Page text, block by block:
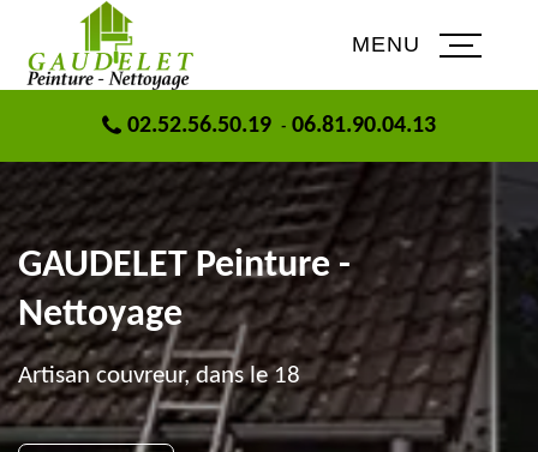
02.52.56.50.19 - 06.81.90.04.13
MENU
GAUDELET Peinture -
Nettoyage
Artisan couvreur, dans le 18